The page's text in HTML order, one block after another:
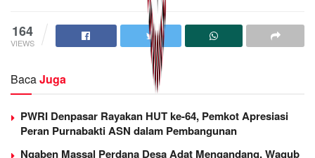
164
VIEWS
BacaJuga
PWRI Denpasar Rayakan HUT ke-64, Pemkot Apresiasi
Peran Purnabakti ASN dalam Pembangunan
Ngaben Massal Perdana Desa Adat Mengandang, Wagub